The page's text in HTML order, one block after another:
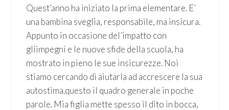
Quest’anno ha iniziato la prima elementare. E’
una bambina sveglia, responsabile, ma insicura.
Appunto in occasione del’impatto con
gliimpegni e le nuove sfide della scuola, ha
mostrato in pieno le sue insicurezze. Noi
stiamo cercando di aiutarla ad accrescere la sua
autostima.questo il quadro generale in poche
parole. Mia figlia mette spesso il dito in bocca,